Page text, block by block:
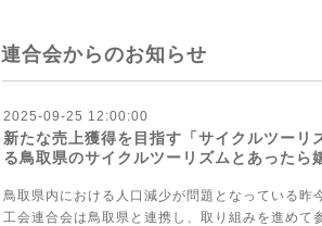
連合会からのお知らせ
2025-09-25 12:00:00
新たな売上獲得を目指す「サイクルツー
る鳥取県のサイクルツーリズムとあった
鳥取県内における人口減少が問題となっている
工会連合会は鳥取県と連携し、取り組みを進めて